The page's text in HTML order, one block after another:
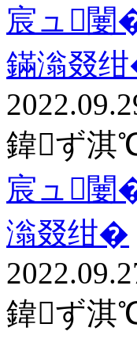
宸ュ闄
鏋滃叕
鍏ず淇
宸ュ闄
滃叕绀�
鍏ず淇